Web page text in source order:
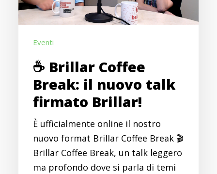
nuovo
talk
Brillar!
Eventi
☕ Brillar Coffee
Break: il nuovo talk
firmato Brillar!
È ufficialmente online il nostro
nuovo format Brillar Coffee Break 🎬
Brillar Coffee Break, un talk leggero
ma profondo dove si parla di temi